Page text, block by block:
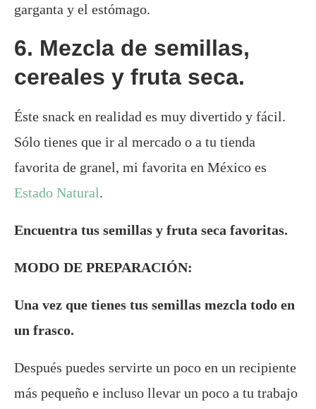
garganta y el estómago.
6. Mezcla de semillas,
cereales y fruta seca.
Éste snack en realidad es muy divertido y fácil.
Sólo tienes que ir al mercado o a tu tienda
favorita de granel, mi favorita en México es
Estado Natural.
Encuentra tus semillas y fruta seca favoritas.
MODO DE PREPARACIÓN:
Una vez que tienes tus semillas mezcla todo en
un frasco.
Después puedes servirte un poco en un recipiente
más pequeño e incluso llevar un poco a tu trabajo